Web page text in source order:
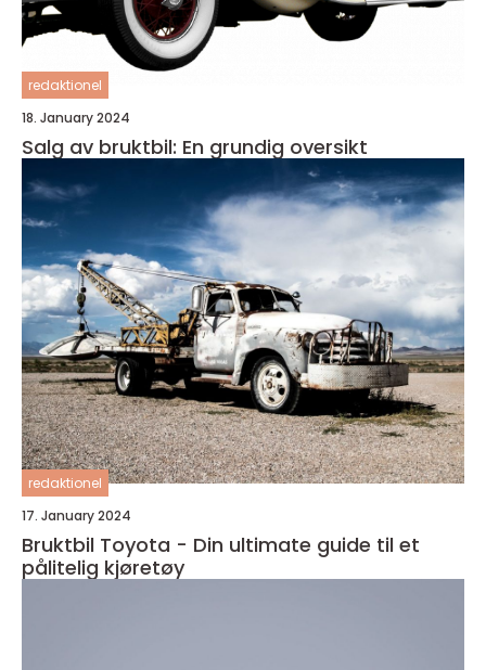
redaktionel
18. January 2024
Salg av bruktbil: En grundig oversikt
redaktionel
17. January 2024
Bruktbil Toyota - Din ultimate guide til et
pålitelig kjøretøy